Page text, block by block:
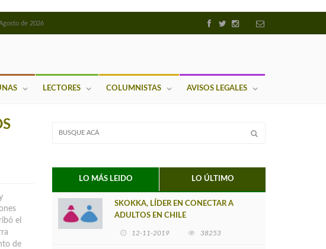
de 2026
LECTORES COLUMNISTAS AVISOS LEGALES
el
de
LO MÁS LEIDO LO ÚLTIMO
SKOKKA, LÍDER EN CONECTAR A
ADULTOS EN CHILE
12-11-2019 38253